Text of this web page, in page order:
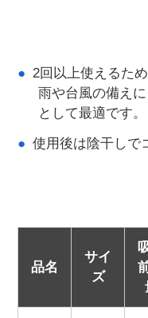
2回以上使えるた
雨や台風の備え
として最適です。
使用後は陰干しで
品名
サイ
ズ